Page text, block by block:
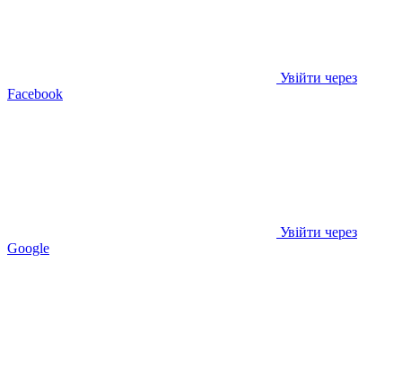
Увійти через
Facebook
Увійти через
Google